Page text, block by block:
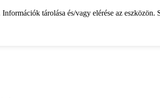
tárolása és/vagy elérése az eszközön.